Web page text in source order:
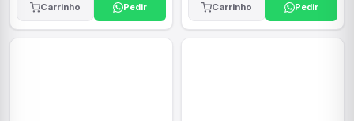
Carrinho Pedir Carrinho Pedir